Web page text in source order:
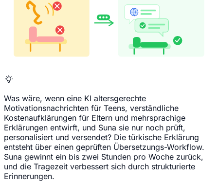
Was wäre, wenn eine KI altersgerechte
Motivationsnachrichten für Teens, verständliche
Kostenaufklärungen für Eltern und mehrsprachige
Erklärungen entwirft, und Suna sie nur noch prüft,
personalisiert und versendet? Die türkische Erklärung
entsteht über einen geprüften Übersetzungs-Workflow.
Suna gewinnt ein bis zwei Stunden pro Woche zurück,
und die Tragezeit verbessert sich durch strukturierte
Erinnerungen.